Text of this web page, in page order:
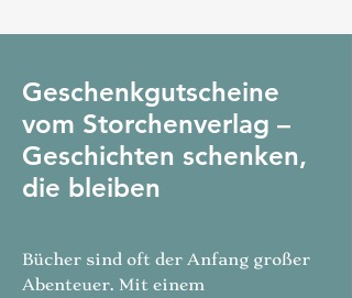
Geschenkgutscheine
vom Storchenverlag –
Geschichten schenken,
die bleiben
​Bücher sind oft der Anfang großer
Abenteuer. Mit einem